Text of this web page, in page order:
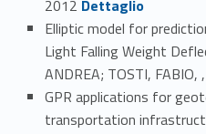
2012 Dettaglio
Elliptic model for
Light Falling Weight
ANDREA; TOSTI, FABIO,
GPR applications for
transportation